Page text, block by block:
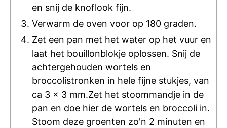
en snij de knoflook fijn.
Verwarm de oven voor op 180 graden.
Zet een pan met het water op het vuur en
laat het bouillonblokje oplossen. Snij de
achtergehouden wortels en
broccolistronken in hele fijne stukjes, van
ca 3 x 3 mm.Zet het stoommandje in de
pan en doe hier de wortels en broccoli in.
Stoom deze groenten zo'n 2 minuten en